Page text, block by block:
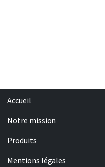
Accueil
Notre mission
Produits
Mentions légales